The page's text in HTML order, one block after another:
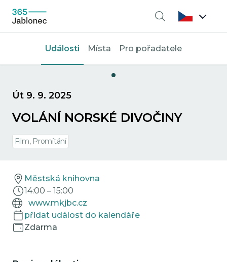
Vyhledávání
Události Místa Pro pořadatele
Út 9. 9. 2025
VOLÁNÍ NORSKÉ DIVOČINY
Film, Promítání
Městská knihovna
14:00 – 15:00
www.mkjbc.cz
přidat událost do kalendáře
Zdarma